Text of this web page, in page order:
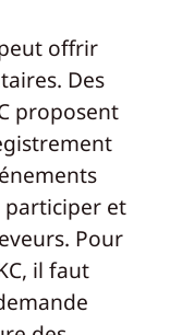
offrir
Des
proposent
participer et
Pour
il faut